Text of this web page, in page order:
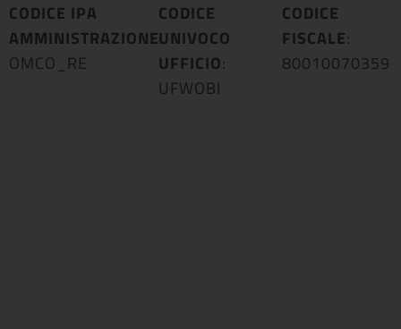
CODICE IPA
AMMINISTRAZIONE:
OMCO_RE
CODICE
UNIVOCO
UFFICIO:
UFWOBI
CODICE
FISCALE:
80010070359